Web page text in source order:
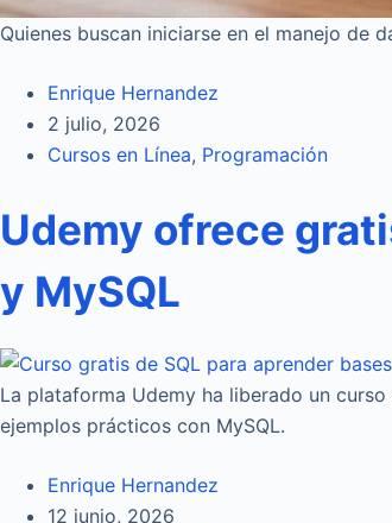
Quienes buscan iniciarse en el manejo de
Enrique Hernandez
2 julio, 2026
Cursos en Línea, Programación
Udemy ofrece
y MySQL
La plataforma Udemy ha liberado un
ejemplos prácticos con MySQL.
Enrique Hernandez
12 junio, 2026